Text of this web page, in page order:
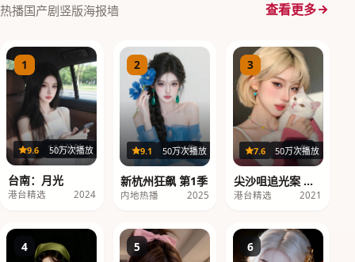
热播国产剧竖版海报墙 查看更多
1
116分钟
9.6 50万次播放
台南：月光
港台精选 2024
2
24集
9.1 50万次播放
新杭州狂飙 第1季
内地热播 2025
3
19集
7.6 50万次播放
尖沙咀追光案 第1
季
港台精选 2021
4 5 6